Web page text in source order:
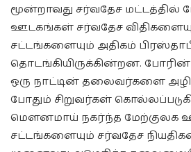
மூன்றாவது சர்வதேச மட்டத்தில்
ஊடகங்கள் சர்வதேச
சட்டங்களையும் அதிகம்
தொடங்கியிருக்கின்றன.
ஒரு நாட்டின் தலைவர்களை
போதும் சிறுவர்கள்
மௌனமாய் நகர்ந்த மேற்குலக
சட்டங்களையும் சர்வதேச